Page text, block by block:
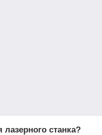
станка?